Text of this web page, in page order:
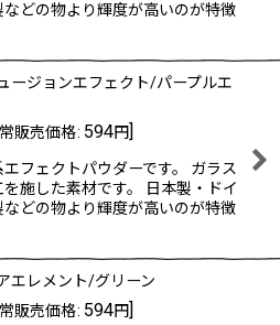
などの物より輝度が高いのが特徴
ージョンエフェクト/パープルエ
販売価格: 594円]
フェクトパウダーです。 ガラス
施した素材です。 日本製・ドイ
などの物より輝度が高いのが特徴
エレメント/グリーン
販売価格: 594円]